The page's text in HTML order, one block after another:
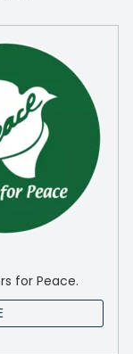
for Peace.